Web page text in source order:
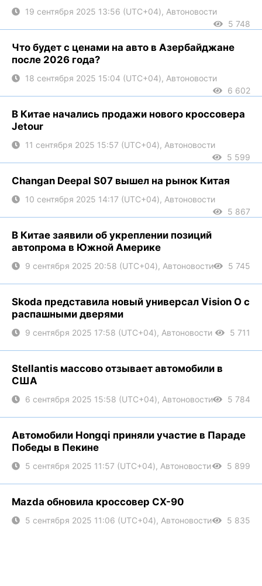
19 сентября 2025 13:56 (UTC+04), Автоновости
5 748
Что будет с ценами на авто в Азербайджане
после 2026 года?
18 сентября 2025 15:04 (UTC+04), Автоновости
6 602
В Китае начались продажи нового кроссовера
Jetour
11 сентября 2025 15:57 (UTC+04), Автоновости
5 599
Changan Deepal S07 вышел на рынок Китая
10 сентября 2025 14:17 (UTC+04), Автоновости
5 867
В Китае заявили об укреплении позиций
автопрома в Южной Америке
9 сентября 2025 20:58 (UTC+04), Автоновости 5 745
Skoda представила новый универсал Vision O с
распашными дверями
9 сентября 2025 17:58 (UTC+04), Автоновости 5 711
Stellantis массово отзывает автомобили в
США
6 сентября 2025 15:58 (UTC+04), Автоновости 5 784
Автомобили Hongqi приняли участие в Параде
Победы в Пекине
5 сентября 2025 11:57 (UTC+04), Автоновости 5 899
Mazda обновила кроссовер CX-90
5 сентября 2025 11:06 (UTC+04), Автоновости 5 835